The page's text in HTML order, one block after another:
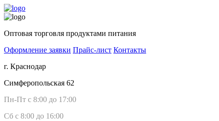
Оптовая торговля продуктами питания
Оформление заявки Прайс-лист Контакты
г. Краснодар
Симферопольская 62
Пн-Пт с 8:00 до 17:00
Сб с 8:00 до 16:00